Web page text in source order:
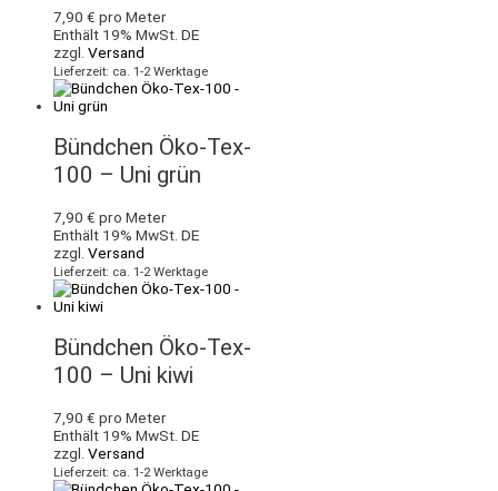
7,90 € pro Meter
Enthält 19% MwSt. DE
zzgl. Versand
Lieferzeit: ca. 1-2 Werktage
Bündchen Öko-Tex-
100 – Uni grün
7,90 € pro Meter
Enthält 19% MwSt. DE
zzgl. Versand
Lieferzeit: ca. 1-2 Werktage
Bündchen Öko-Tex-
100 – Uni kiwi
7,90 € pro Meter
Enthält 19% MwSt. DE
zzgl. Versand
Lieferzeit: ca. 1-2 Werktage